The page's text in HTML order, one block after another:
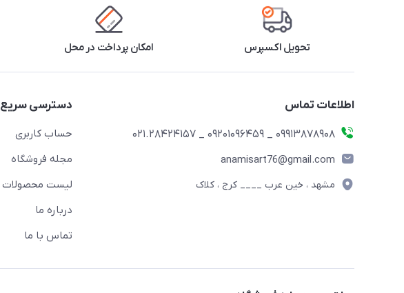
تحویل اکسپرس امکان پرداخت در محل
اطلاعات تماس
09913878908 _ 09201096459 _ 021.28424157
anamisart76@gmail.com
مشهد ، خین عرب ____ کرج ، کلاک
دسترسی سریع
حساب کاربری
مجله فروشگاه
لیست محصولات
درباره ما
تماس با ما